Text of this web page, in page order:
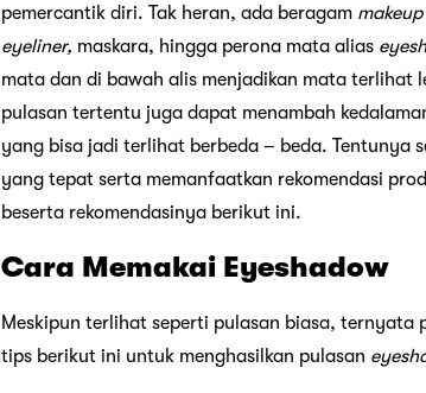
pemercantik diri. Tak heran, ada beragam makeup
eyeliner, maskara, hingga perona mata alias
mata dan di bawah alis menjadikan mata terlihat
pulasan tertentu juga dapat menambah
yang bisa jadi terlihat berbeda – beda. Tentunya
yang tepat serta memanfaatkan rekomendasi
beserta rekomendasinya berikut ini.
Cara Memakai Eyeshadow
Meskipun terlihat seperti pulasan biasa, ternyata
tips berikut ini untuk menghasilkan pulasan